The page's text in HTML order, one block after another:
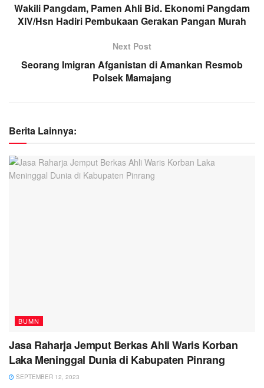
Wakili Pangdam, Pamen Ahli Bid. Ekonomi Pangdam
XIV/Hsn Hadiri Pembukaan Gerakan Pangan Murah
Next Post
Seorang Imigran Afganistan di Amankan Resmob
Polsek Mamajang
Berita Lainnya:
BUMN
Jasa Raharja Jemput Berkas Ahli Waris Korban
Laka Meninggal Dunia di Kabupaten Pinrang
SEPTEMBER 12, 2023